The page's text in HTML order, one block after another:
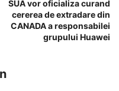
SUA vor oficializa curand
cererea de extradare din
CANADA a responsabilei
grupului Huawei